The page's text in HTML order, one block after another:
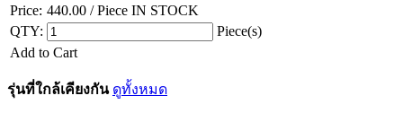
Price: 440.00 / Piece IN STOCK
QTY:
Piece(s)
Add to Cart
รุ่นที่ใกล้เคียงกัน ดูทั้งหมด